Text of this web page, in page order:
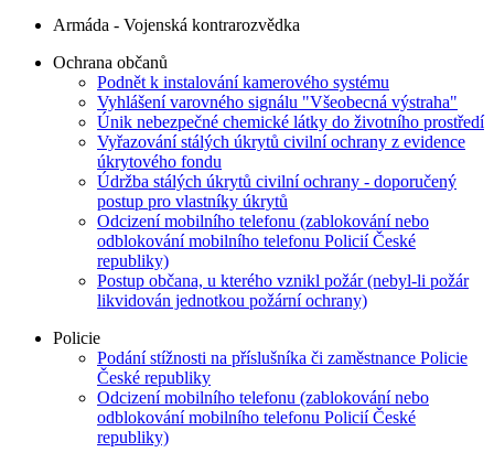
Armáda - Vojenská kontrarozvědka
Ochrana občanů
Podnět k instalování kamerového systému
Vyhlášení varovného signálu "Všeobecná výstraha"
Únik nebezpečné chemické látky do životního prostředí
Vyřazování stálých úkrytů civilní ochrany z evidence
úkrytového fondu
Údržba stálých úkrytů civilní ochrany - doporučený
postup pro vlastníky úkrytů
Odcizení mobilního telefonu (zablokování nebo
odblokování mobilního telefonu Policií České
republiky)
Postup občana, u kterého vznikl požár (nebyl-li požár
likvidován jednotkou požární ochrany)
Policie
Podání stížnosti na příslušníka či zaměstnance Policie
České republiky
Odcizení mobilního telefonu (zablokování nebo
odblokování mobilního telefonu Policií České
republiky)